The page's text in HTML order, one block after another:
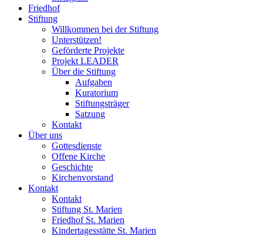
Friedhof
Stiftung
Willkommen bei der Stiftung
Unterstützen!
Geförderte Projekte
Projekt LEADER
Über die Stiftung
Aufgaben
Kuratorium
Stiftungsträger
Satzung
Kontakt
Über uns
Gottesdienste
Offene Kirche
Geschichte
Kirchenvorstand
Kontakt
Kontakt
Stiftung St. Marien
Friedhof St. Marien
Kindertagesstätte St. Marien